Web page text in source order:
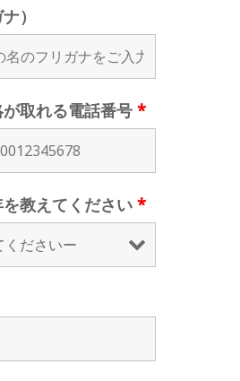
）
取れる電話番号 *
教えてください *